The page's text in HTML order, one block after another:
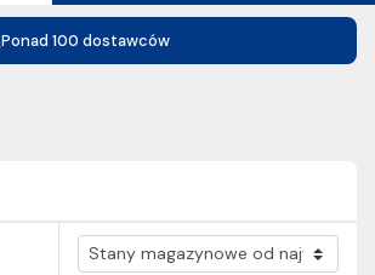
Ponad 100 dostawców